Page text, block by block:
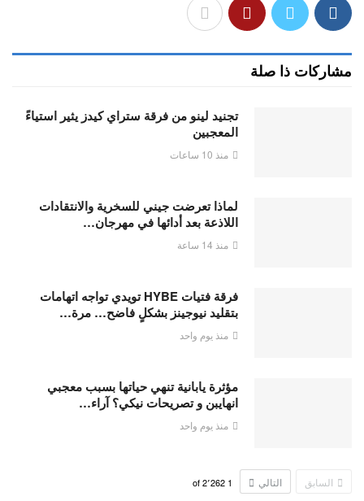
مشاركات ذا صلة
تجنيد لينو من فرقة ستراي كيدز يثير استياءً
المعجبين
منذ 10 ساعات
لماذا تعرضت جيني للسخرية والانتقادات
اللاذعة بعد أدائها في مهرجان…
منذ 14 ساعة
فرقة فتيات HYBE تويدي تواجه اتهامات
بتقليد نيوجينز بشكلٍ فاضح… مرة…
منذ يوم واحد
مؤثرة يابانية تنهي حياتها بسبب معجبي
انهايبن و تصريحات نيكي؟ آراء…
منذ يوم واحد
السابق التالي 1 2٬262